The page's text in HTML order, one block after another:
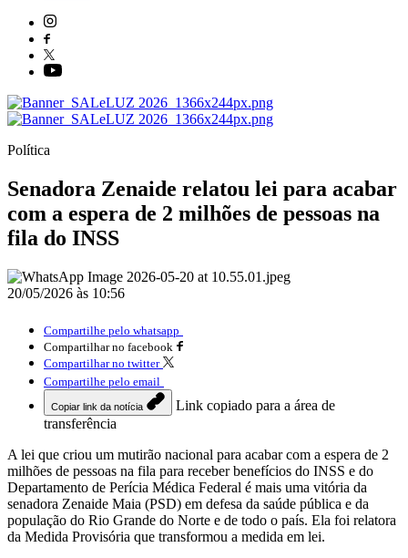
Política
Senadora Zenaide relatou lei para acabar
com a espera de 2 milhões de pessoas na
fila do INSS
20/05/2026 às 10:56
Compartilhe pelo whatsapp
Compartilhar no facebook
Compartilhar no twitter
Compartilhe pelo email
Copiar link da notícia
Link copiado para a área de
transferência
A lei que criou um mutirão nacional para acabar com a espera de 2
milhões de pessoas na fila para receber benefícios do INSS e do
Departamento de Perícia Médica Federal é mais uma vitória da
senadora Zenaide Maia (PSD) em defesa da saúde pública e da
população do Rio Grande do Norte e de todo o país. Ela foi relatora
da Medida Provisória que transformou a medida em lei.